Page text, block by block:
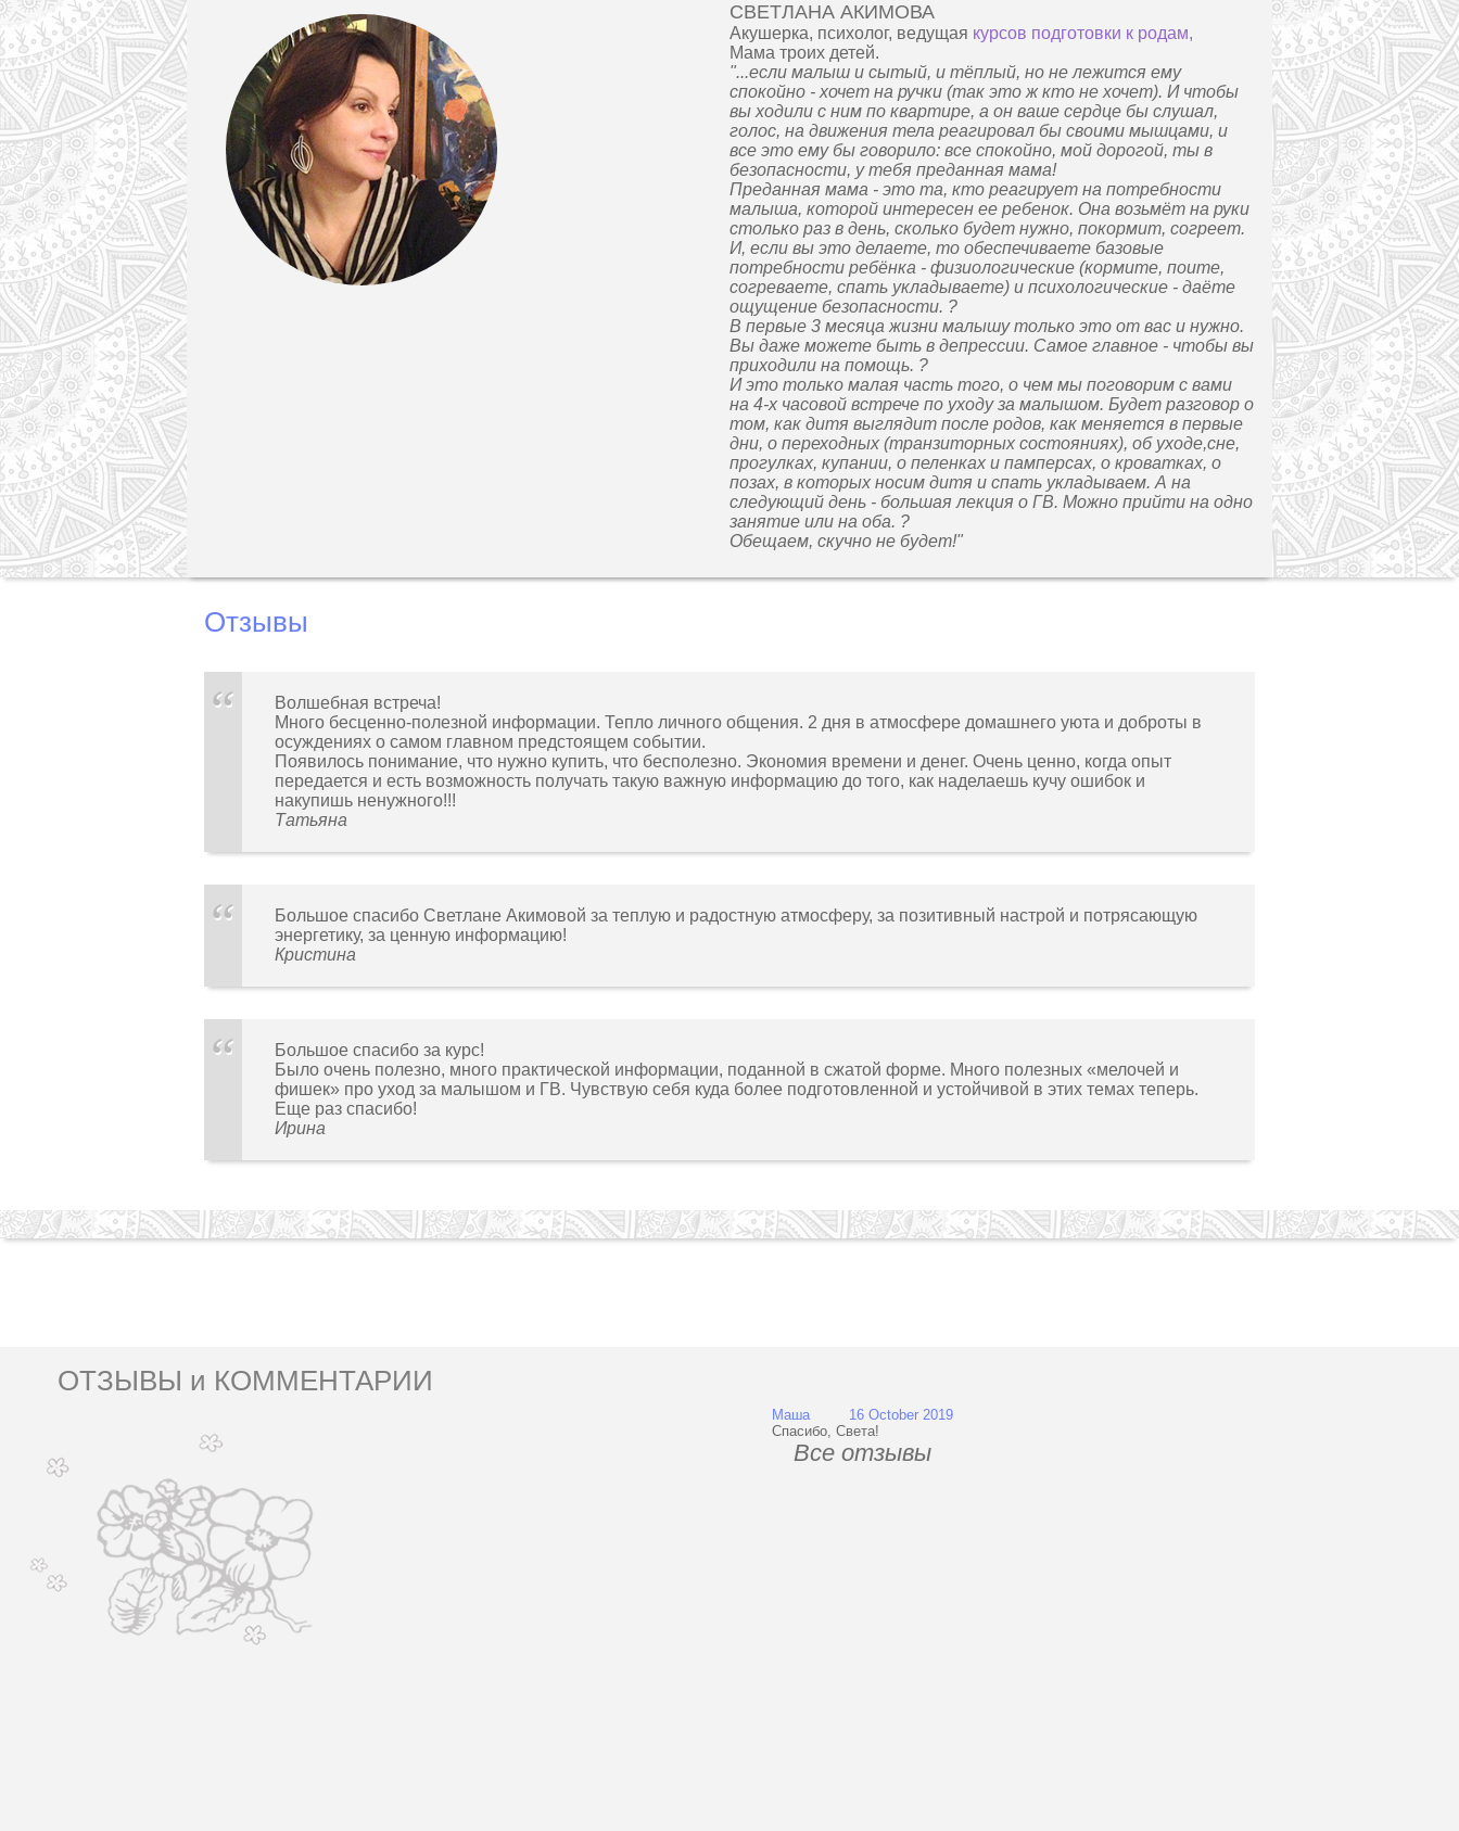
СВЕТЛАНА АКИМОВА
Акушерка, психолог, ведущая курсов подготовки к родам,
Мама троих детей.
"...если малыш и сытый, и тёплый, но не лежится ему
спокойно - хочет на ручки (так это ж кто не хочет). И чтобы
вы ходили с ним по квартире, а он ваше сердце бы слушал,
голос, на движения тела реагировал бы своими мышцами, и
все это ему бы говорило: все спокойно, мой дорогой, ты в
безопасности, у тебя преданная мама!
Преданная мама - это та, кто реагирует на потребности
малыша, которой интересен ее ребенок. Она возьмёт на руки
столько раз в день, сколько будет нужно, покормит, согреет.
И, если вы это делаете, то обеспечиваете базовые
потребности ребёнка - физиологические (кормите, поите,
согреваете, спать укладываете) и психологические - даёте
ощущение безопасности. ?
В первые 3 месяца жизни малышу только это от вас и нужно.
Вы даже можете быть в депрессии. Самое главное - чтобы вы
приходили на помощь. ?
И это только малая часть того, о чем мы поговорим с вами
на 4-х часовой встрече по уходу за малышом. Будет разговор о
том, как дитя выглядит после родов, как меняется в первые
дни, о переходных (транзиторных состояниях), об уходе,сне,
прогулках, купании, о пеленках и памперсах, о кроватках, о
позах, в которых носим дитя и спать укладываем. А на
следующий день - большая лекция о ГВ. Можно прийти на одно
занятие или на оба. ?
Обещаем, скучно не будет!"
Отзывы
Волшебная встреча!
Много бесценно-полезной информации. Тепло личного общения. 2 дня в атмосфере домашнего уюта и доброты в
осуждениях о самом главном предстоящем событии.
Появилось понимание, что нужно купить, что бесполезно. Экономия времени и денег. Очень ценно, когда опыт
передается и есть возможность получать такую важную информацию до того, как наделаешь кучу ошибок и
накупишь ненужного!!!
Татьяна
Большое спасибо Светлане Акимовой за теплую и радостную атмосферу, за позитивный настрой и потрясающую
энергетику, за ценную информацию!
Кристина
Большое спасибо за курс!
Было очень полезно, много практической информации, поданной в сжатой форме. Много полезных «мелочей и
фишек» про уход за малышом и ГВ. Чувствую себя куда более подготовленной и устойчивой в этих темах теперь.
Еще раз спасибо!
Ирина
ОТЗЫВЫ и КОММЕНТАРИИ
Маша 16 October 2019
Спасибо, Света!
Все отзывы